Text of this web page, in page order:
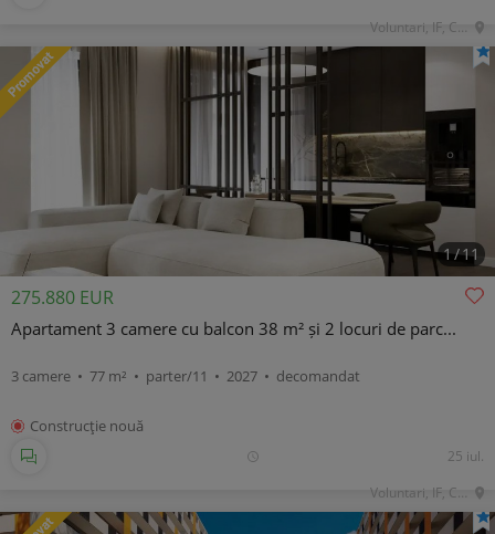
Voluntari, IF, Central
1/11
275.880 EUR
Apartament 3 camere cu balcon 38 m² și 2 locuri de parc...
3 camere • 77 m² • parter/11 • 2027 • decomandat
Construcţie nouă
25 iul.
Voluntari, IF, Central